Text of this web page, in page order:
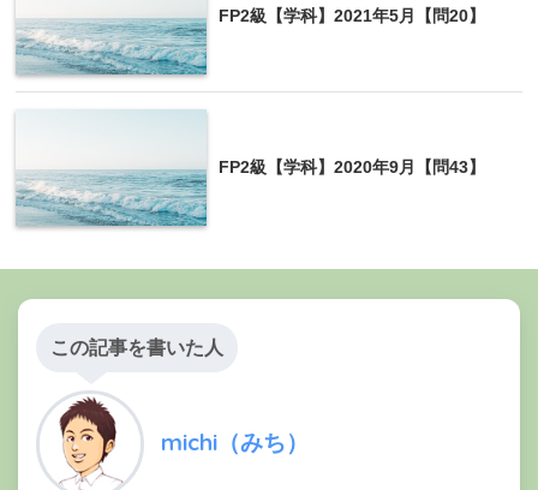
FP2級【学科】2021年5月【問20】
FP2級【学科】2020年9月【問43】
この記事を書いた人
michi（みち）